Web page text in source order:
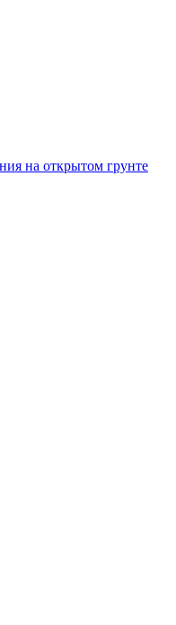
на открытом грунте